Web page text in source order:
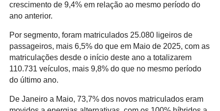
crescimento de 9,4% em relação ao mesmo período do
ano anterior.
Por segmento, foram matriculados 25.080 ligeiros de
passageiros, mais 6,5% do que em Maio de 2025, com as
matriculações desde o início deste ano a totalizarem
110.731 veículos, mais 9,8% do que no mesmo período
do último ano.
De Janeiro a Maio, 73,7% dos novos matriculados eram